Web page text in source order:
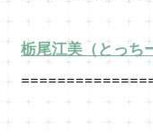
栃尾江美（とっち